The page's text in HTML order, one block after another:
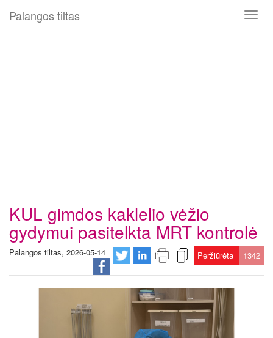
Toggle
Palangos tiltas
KUL gimdos kaklelio vėžio
gydymui pasitelkta MRT kontrolė
Palangos tiltas, 2026-05-14 Peržiūrėta 1342